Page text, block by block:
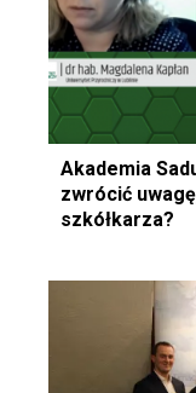
Akademia
zwrócić
szkółkarza?